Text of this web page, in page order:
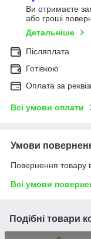
Ви отримаєте
або гроші
Детальніше
Післяплата
Готівкою
Оплата за
Всі умови оплати
Умови
Повернення товару
Всі умови
Подібні товари